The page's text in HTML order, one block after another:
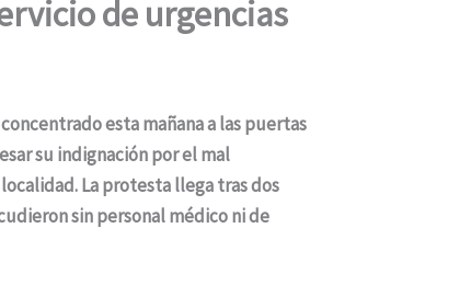
de urgencias
esta mañana a las puertas
su indignación por el mal
La protesta llega tras dos
sin personal médico ni de